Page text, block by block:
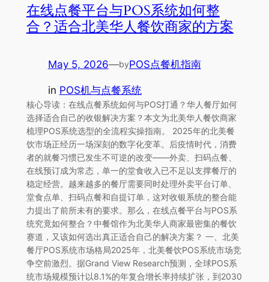
在线点餐平台与POS系统如何整
合？适合北美华人餐饮商家的方案
May 5, 2026—byPOS点餐机指南
in POS机与点餐系统
核心导读：在线点餐系统如何与POS打通？华人餐厅如何
选择适合自己的收银解决方案？本文为北美华人餐饮商家
梳理POS系统选型的全流程实操指南。 2025年的北美餐
饮市场正经历一场深刻的数字化变革。后疫情时代，消费
者的就餐习惯已发生不可逆的改变——外卖、扫码点餐、
在线预订成为常态，单一的堂食收入已不足以支撑餐厅的
稳定经营。越来越多的餐厅需要同时处理外卖平台订单、
堂食点单、扫码点餐和自提订单，这对收银系统的整合能
力提出了前所未有的要求。那么，在线点餐平台与POS系
统究竟如何整合？中餐馆作为北美华人商家最密集的餐饮
赛道，又该如何选出真正适合自己的解决方案？ 一、北美
餐厅POS系统市场格局2025年，北美餐饮POS系统市场竞
争空前激烈。据Grand View Research预测，全球POS系
统市场规模预计以8.1%的年复合增长率持续扩张，到2030